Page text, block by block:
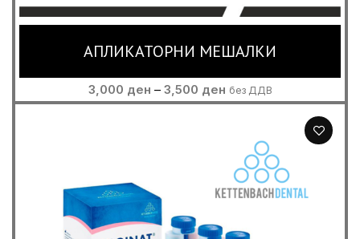
АПЛИКАТОРНИ МЕШАЛКИ
3,000 ден – 3,500 денPrice
range:
3,500 ден
без ДДВ